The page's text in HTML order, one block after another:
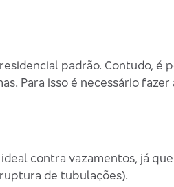
padrão. Contudo,
Para isso é necessário
contra vazamentos, já
de tubulações).